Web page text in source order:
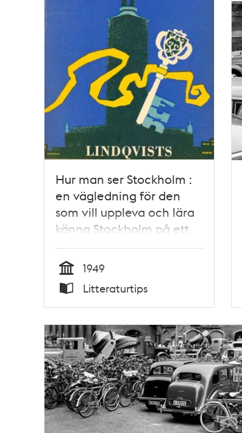
Hur man ser Stockholm :
en vägledning för den
som vill uppleva och lära
känna Stockholm på ett
angenämt sätt / Lennart
Sundström
Tid
1949
Typ
Litteraturtips